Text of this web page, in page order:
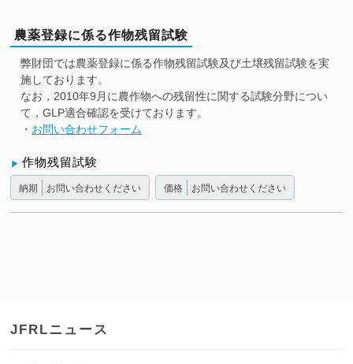
農薬登録に係る作物残留試験
弊財団では農薬登録に係る作物残留試験及び土壌残留試験を実
施しております。
なお，2010年9月に農作物への残留性に関する試験分野につい
て，GLP適合確認を受けております。
・ お問い合わせフォーム
作物残留試験
納期 お問い合わせください 価格 お問い合わせください
JFRLニュース